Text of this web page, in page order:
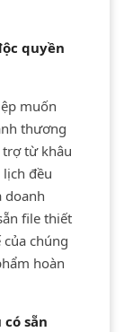
quyền
muốn
thương
trợ từ khâu
đều
doanh
file thiết
chúng
hoàn
sẵn